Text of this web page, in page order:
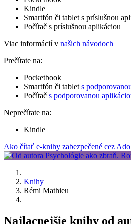
Kindle
Smartfón či tablet s príslušnou
Počítač s príslušnou aplikáciou
Viac informácií v našich návodoch
Prečítate na:
Pocketbook
Smartfón či tablet s
Počítač s podporovanou
Neprečítate na:
Kindle
Ako čítať e-knihy zabezpečené cez
Knihy
Rémi Mathieu
Najlacnejšie knihy od